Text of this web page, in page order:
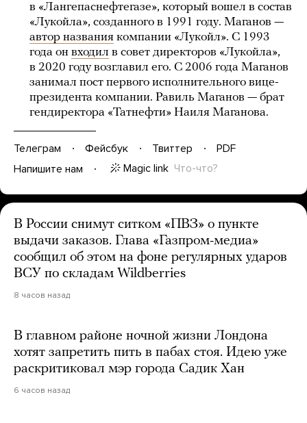
в «Лангепаснефтегазе», который вошел в состав
«Лукойла», созданного в 1991 году. Маганов —
автор названия компании «Лукойл». С 1993
года он входил в совет директоров «Лукойла»,
в 2020 году возглавил его. С 2006 года Маганов
занимал пост первого исполнительного вице-
президента компании. Равиль Маганов — брат
гендиректора «Татнефти» Наиля Маганова.
Телеграм Фейсбук Твиттер
PDF
Напишите нам
Magic link Что-что?
В России снимут ситком «ПВЗ» о пункте
выдачи заказов. Глава «Газпром-медиа»
сообщил об этом на фоне регулярных ударов
ВСУ по складам Wildberries
8 часов назад
В главном районе ночной жизни Лондона
хотят запретить пить в пабах стоя. Идею уже
раскритиковал мэр города Садик Хан
6 часов назад